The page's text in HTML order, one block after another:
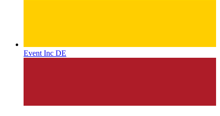
Event Inc DE